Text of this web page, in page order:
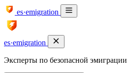
es·emigration
es·emigration
Эксперты по безопасной эмиграции